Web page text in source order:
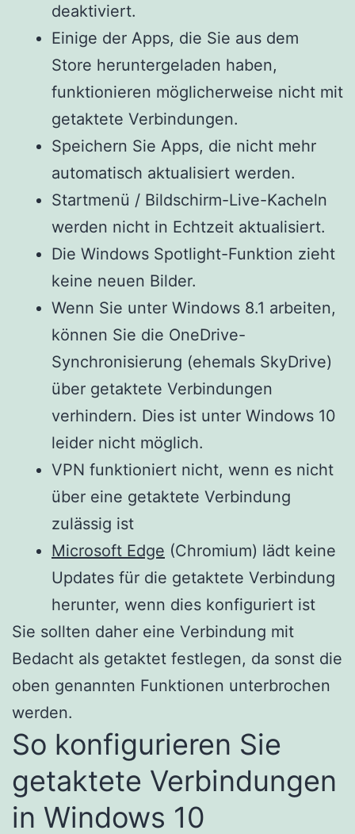
deaktiviert.
Einige der Apps, die Sie aus dem
Store heruntergeladen haben,
funktionieren möglicherweise nicht mit
getaktete Verbindungen.
Speichern Sie Apps, die nicht mehr
automatisch aktualisiert werden.
Startmenü / Bildschirm-Live-Kacheln
werden nicht in Echtzeit aktualisiert.
Die Windows Spotlight-Funktion zieht
keine neuen Bilder.
Wenn Sie unter Windows 8.1 arbeiten,
können Sie die OneDrive-
Synchronisierung (ehemals SkyDrive)
über getaktete Verbindungen
verhindern. Dies ist unter Windows 10
leider nicht möglich.
VPN funktioniert nicht, wenn es nicht
über eine getaktete Verbindung
zulässig ist
Microsoft Edge (Chromium) lädt keine
Updates für die getaktete Verbindung
herunter, wenn dies konfiguriert ist
Sie sollten daher eine Verbindung mit
Bedacht als getaktet festlegen, da sonst die
oben genannten Funktionen unterbrochen
werden.
So konfigurieren Sie
getaktete Verbindungen
in Windows 10